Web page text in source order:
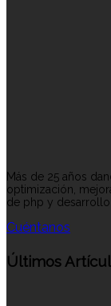
Más de 25 años
optimización,
de php y
Cuéntanos
Últimos